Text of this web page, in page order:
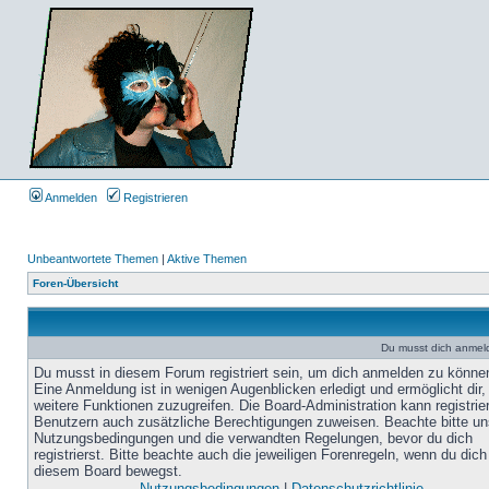
Anmelden Registrieren
Unbeantwortete Themen | Aktive Themen
Foren-Übersicht
Du musst dich
Du musst in diesem Forum registriert sein, um dich anmelden zu
Eine Anmeldung ist in wenigen Augenblicken erledigt und ermöglicht
weitere Funktionen zuzugreifen. Die Board-Administration kann
Benutzern auch zusätzliche Berechtigungen zuweisen. Beachte bitte
Nutzungsbedingungen und die verwandten Regelungen, bevor du dich
registrierst. Bitte beachte auch die jeweiligen Forenregeln, wenn du
diesem Board bewegst.